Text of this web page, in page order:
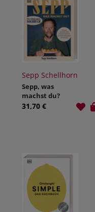
Sepp Schellhorn
Sepp, was
machst du?
31,70 €